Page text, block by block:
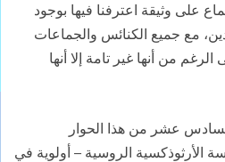
على وثيقة اعترفنا فيها بوجود
مع جميع الكنائس والجماعات
من أنها غير تامة إلا أنها
عشر من هذا الحوار
الأرثوذكسية الروسية – أولوية في